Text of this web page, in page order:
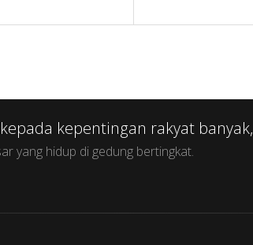
kepentingan rakyat banyak,
yang hidup di gedung bertingkat.